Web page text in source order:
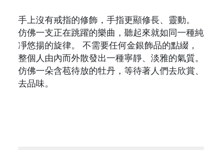
手上沒有戒指的修飾，手指更顯修長、靈動。
仿佛一支正在跳躍的樂曲，聽起來就如同一種純
凈悠揚的旋律。 不需要任何金銀飾品的點綴，
整個人由內而外散發出一種寧靜、淡雅的氣質。
仿佛一朵含苞待放的牡丹，等待著人們去欣賞、
去品味。